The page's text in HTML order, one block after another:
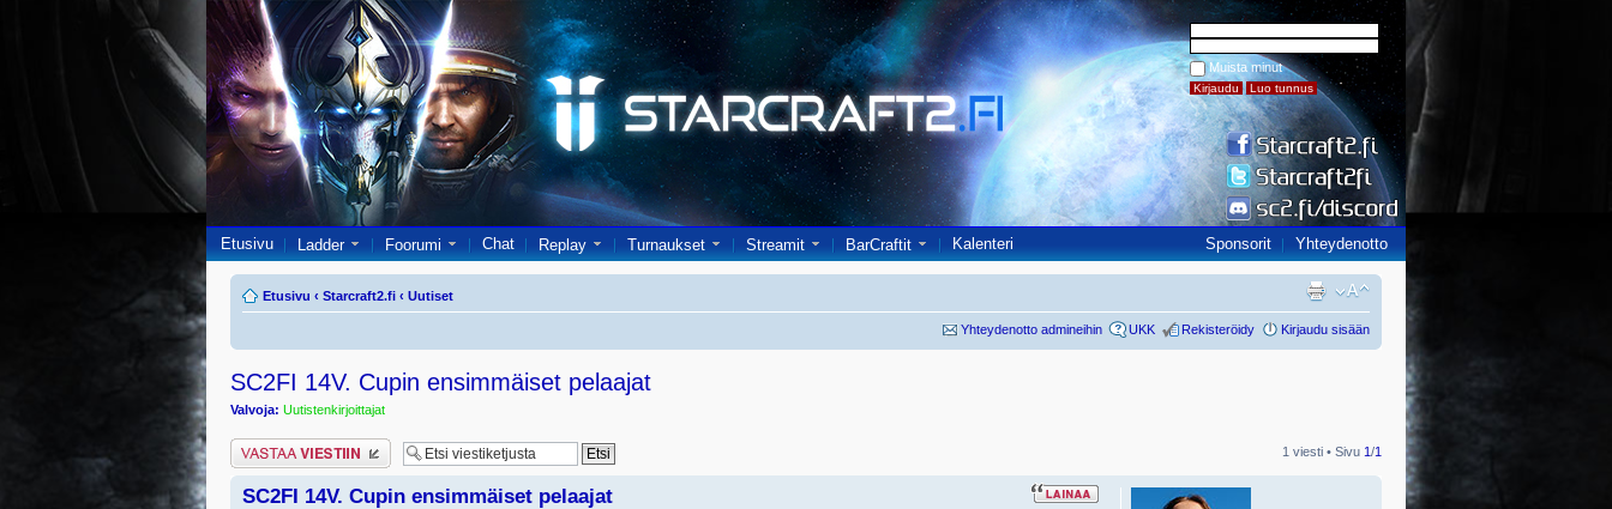
Muista minut
Etusivu Ladder Foorumi Chat Replay Turnaukset Streamit BarCraftit Kalenteri Sponsorit Yhteydenotto
Etusivu ‹ Starcraft2.fi ‹ Uutiset
Yhteydenotto admineihin UKK Rekisteröidy Kirjaudu sisään
SC2FI 14V. Cupin ensimmäiset pelaajat
Valvoja: Uutistenkirjoittajat
Lähetä vastaus 1 viesti • Sivu 1/1
SC2FI 14V. Cupin ensimmäiset pelaajat